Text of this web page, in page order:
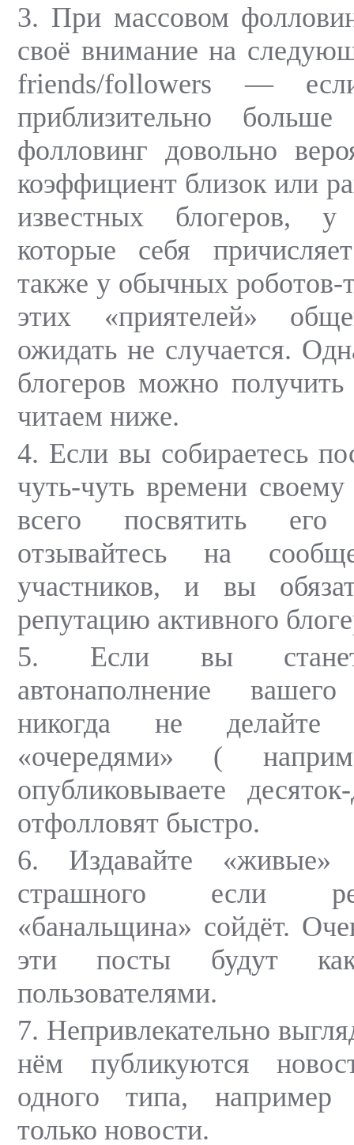
3. При массовом
своё внимание на
friends/followers —
приблизительно
фолловинг довольно
коэффициент близок или
известных блогеров,
которые себя
также у обычных роботов-
этих «приятелей»
ожидать не случается.
блогеров можно
читаем ниже.
4. Если вы собираетесь
чуть-чуть времени
всего посвятить
отзывайтесь на
участников, и вы
репутацию активного
5. Если вы
автонаполнение
никогда не
«очередями» (
опубликовываете
отфолловят быстро.
6. Издавайте «живые»
страшного если
«банальщина» сойдёт.
эти посты будут
пользователями.
7. Непривлекательно
нём публикуются
одного типа, например
только новости.